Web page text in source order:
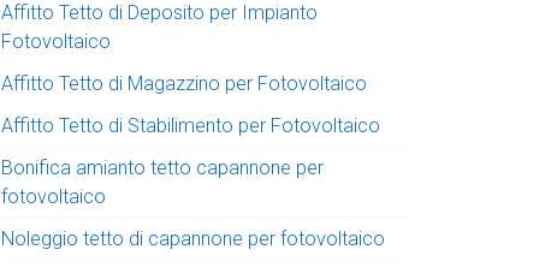
Affitto Tetto di Deposito per Impianto
Fotovoltaico
Affitto Tetto di Magazzino per Fotovoltaico
Affitto Tetto di Stabilimento per Fotovoltaico
Bonifica amianto tetto capannone per
fotovoltaico
Noleggio tetto di capannone per fotovoltaico